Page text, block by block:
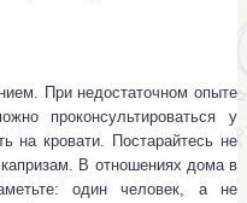
При недостаточном опыте
проконсультироваться у
на кровати. Постарайтесь не
капризам. В отношениях дома в
один человек, а не